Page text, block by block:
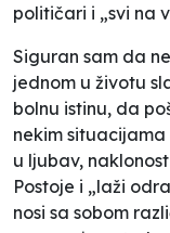
političari i „svi na
Siguran sam da
jednom u životu
bolnu istinu, da
nekim
u ljubav,
Postoje i „laži
nosi sa sobom